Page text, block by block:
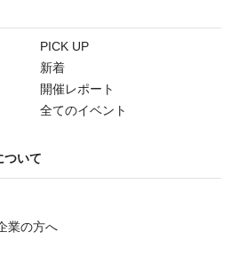
PICK UP
新着
開催レポート
全てのイベント
ついて
業の方へ